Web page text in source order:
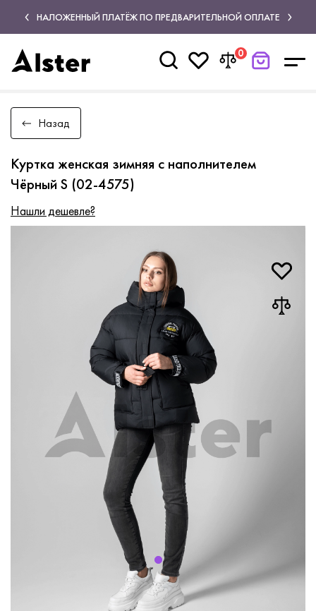
НАЛОЖЕННЫЙ ПЛАТЁЖ ПО ПРЕДВАРИТЕЛЬНОЙ ОПЛАТЕ
0
Назад
Куртка женская зимняя с наполнителем
Чёрный S (02-4575)
Нашли дешевле?